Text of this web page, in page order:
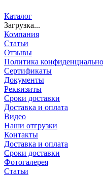
Каталог
Загрузка...
Компания
Статьи
Отзывы
Политика
Сертификаты
Документы
Реквизиты
Сроки доставки
Доставка и оплата
Видео
Наши отгрузки
Контакты
Доставка и оплата
Сроки доставки
Фотогалерея
Статьи